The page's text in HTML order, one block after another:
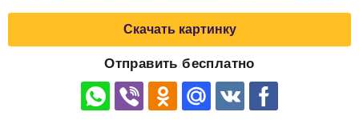
Скачать картинку
Отправить бесплатно